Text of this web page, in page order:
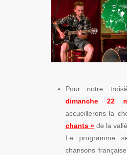
Pour notre
dimanche 22
accueillerons la
chants » de la
Le programme
chansons